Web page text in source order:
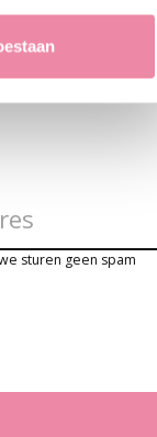
sturen geen spam